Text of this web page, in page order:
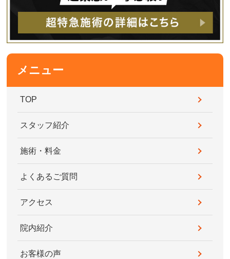
メニュー
TOP
スタッフ紹介
施術・料金
よくあるご質問
アクセス
院内紹介
お客様の声